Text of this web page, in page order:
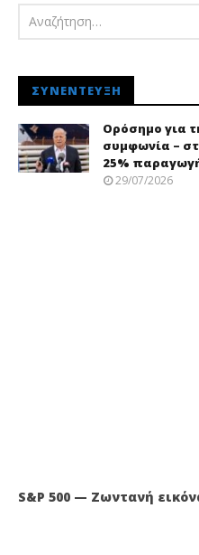
ΣΥΝΈΝΤΕΥΞΗ
Ορόσημο για
συμφωνία –
25%
29/07/2026
S&P 500 — Ζωντανή